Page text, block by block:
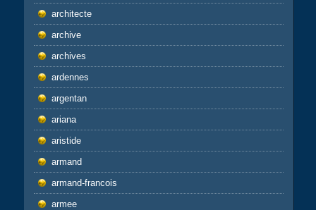
architecte
archive
archives
ardennes
argentan
ariana
aristide
armand
armand-francois
armee